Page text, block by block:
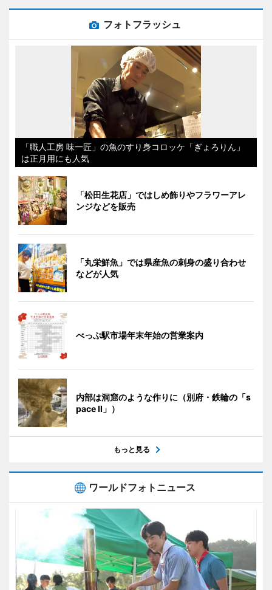
フォトフラッシュ
「職人工房 味一匠」の魚のすり身コロッケ「ぎょろりん」
は正月用にも人気
「松田生花店」ではしめ飾りやフラワーアレ
ンジなどを販売
「丸栄鮮魚」では県産魚の刺身の盛り合わせ
などが人気
べっぷ駅市場年末年始の営業案内
内部は洞窟のような作りに（別府・鉄輪の「s
pace II」）
もっと見る
ワールドフォトニュース